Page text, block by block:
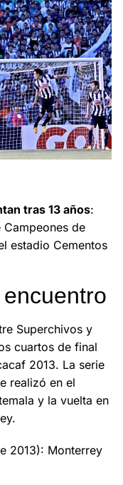
tras 13 años:
de
estadio Cementos
Superchivos y
cuartos de final
2013. La serie
realizó en el
y la vuelta en
2013): Monterrey